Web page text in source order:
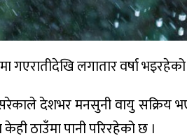
लगातार वर्षा
देशभर मनसुनी वायु सक्रिय
ठाउँमा पानी परिरहेको छ ।